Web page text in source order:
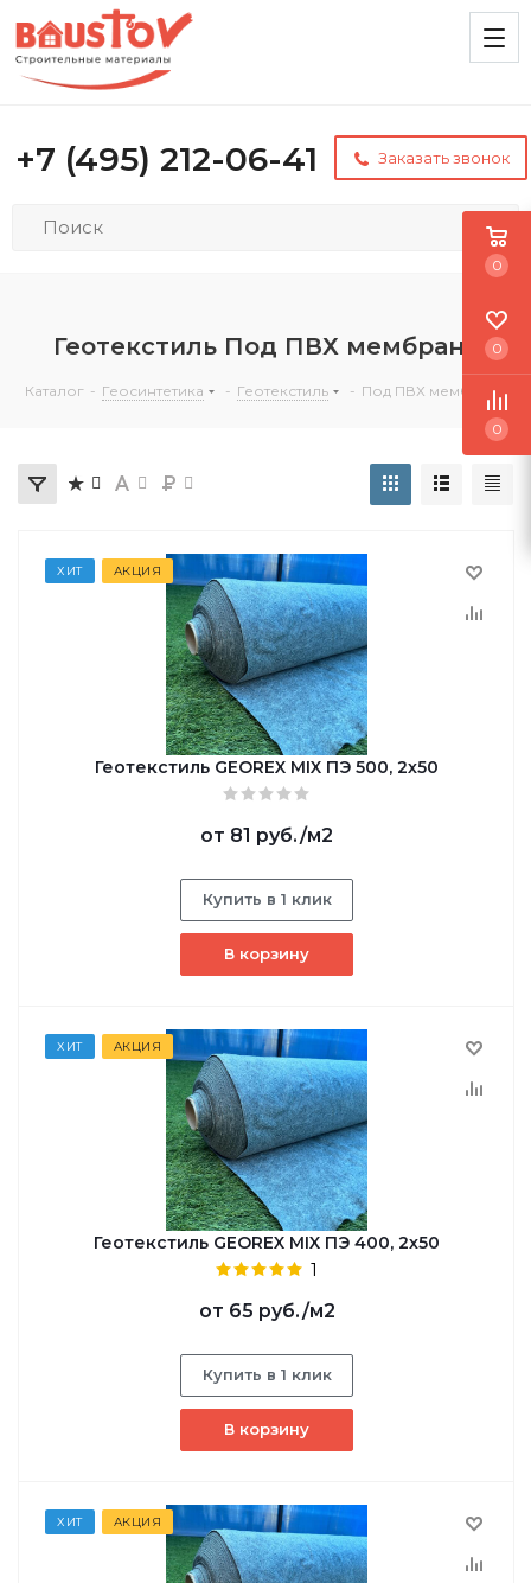
+7 (495) 212-06-41 Заказать звонок
Геотекстиль Под ПВХ мембрану
Каталог - Геосинтетика - Геотекстиль - Под ПВХ мембрану
ХИТ АКЦИЯ
Геотекстиль GEOREX MIX ПЭ 500, 2х50
от 81 руб./м2
Купить в 1 клик
В корзину
ХИТ АКЦИЯ
Геотекстиль GEOREX MIX ПЭ 400, 2х50
1
от 65 руб./м2
Купить в 1 клик
В корзину
ХИТ АКЦИЯ
0
0
0